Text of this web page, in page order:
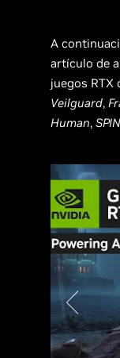
A
artículo de
juegos RTX
Veilguard,
Human,